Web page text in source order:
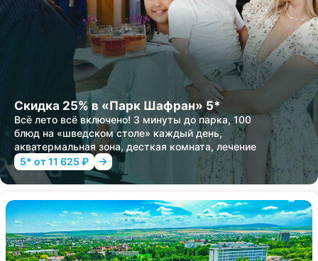
Скидка 25% в «Парк Шафран» 5*
Всё лето всё включено! 3 минуты до парка, 100
блюд на «шведском столе» каждый день,
акватермальная зона, десткая комната, лечение
5* от 11 625 ₽